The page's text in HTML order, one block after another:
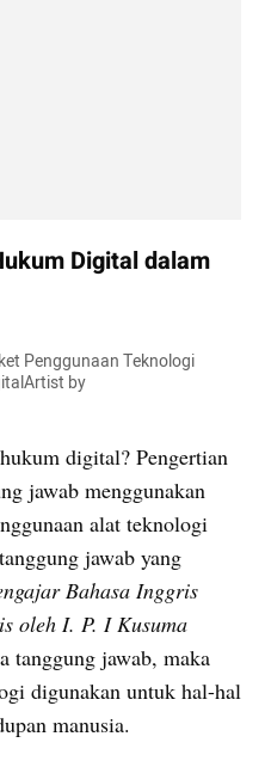
Digital dalam
Penggunaan Teknologi
by
digital? Pengertian
jawab menggunakan
alat teknologi
jawab yang
Bahasa Inggris
oleh I. P. I Kusuma
tanggung jawab, maka
digunakan untuk hal-hal
manusia.